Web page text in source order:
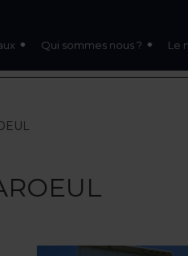
Qui sommes nous ? Le